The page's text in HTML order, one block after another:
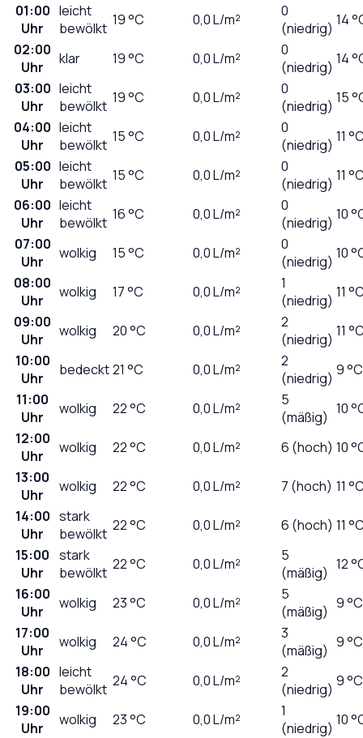
01:00
Uhr
leicht
bewölkt 19°C 0,0L/m²
0
(niedrig) 14
02:00
Uhr
klar 19°C 0,0L/m²
0
(niedrig) 14
03:00
Uhr
leicht
bewölkt 19°C 0,0L/m²
0
(niedrig) 15
04:00
Uhr
leicht
bewölkt 15°C 0,0L/m²
0
(niedrig) 11
05:00
Uhr
leicht
bewölkt 15°C 0,0L/m²
0
(niedrig) 11
06:00
Uhr
leicht
bewölkt 16°C 0,0L/m²
0
(niedrig) 10
07:00
Uhr
wolkig 15°C 0,0L/m²
0
(niedrig) 10
08:00
Uhr
wolkig 17°C 0,0L/m²
1
(niedrig) 11
09:00
Uhr
wolkig 20°C 0,0L/m²
2
(niedrig) 11
10:00
Uhr
bedeckt21 °C 0,0L/m²
2
(niedrig) 9 °C
11:00
Uhr
wolkig 22°C 0,0L/m²
5
(mäßig) 10
12:00
Uhr
wolkig 22°C 0,0L/m² 6 (hoch) 10
13:00
Uhr
wolkig 22°C 0,0L/m² 7 (hoch) 11
14:00
Uhr
stark
bewölkt 22°C 0,0L/m² 6 (hoch) 11
15:00
Uhr
stark
bewölkt 22°C 0,0L/m²
5
(mäßig) 12
16:00
Uhr
wolkig 23°C 0,0L/m²
5
(mäßig) 9 °C
17:00
Uhr
wolkig 24°C 0,0L/m²
3
(mäßig) 9 °C
18:00
Uhr
leicht
bewölkt 24°C 0,0L/m²
2
(niedrig) 9 °C
19:00
Uhr
wolkig 23°C 0,0L/m²
1
(niedrig) 10